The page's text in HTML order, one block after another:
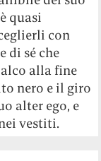
quasi
con
di sé che
alla fine
nero e il giro
alter ego, e
vestiti.